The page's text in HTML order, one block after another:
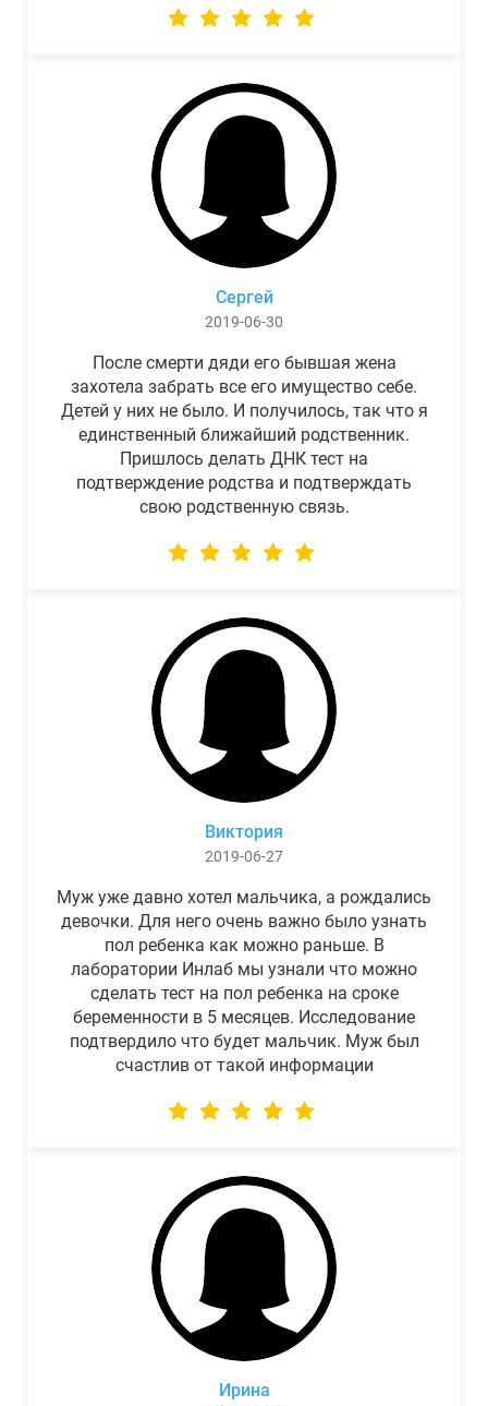
Сергей
2019-06-30
После смерти дяди его бывшая жена
захотела забрать все его имущество себе.
Детей у них не было. И получилось, так что я
единственный ближайший родственник.
Пришлось делать ДНК тест на
подтверждение родства и подтверждать
свою родственную связь.
Виктория
2019-06-27
Муж уже давно хотел мальчика, а рождались
девочки. Для него очень важно было узнать
пол ребенка как можно раньше. В
лаборатории Инлаб мы узнали что можно
сделать тест на пол ребенка на сроке
беременности в 5 месяцев. Исследование
подтвердило что будет мальчик. Муж был
счастлив от такой информации
Ирина